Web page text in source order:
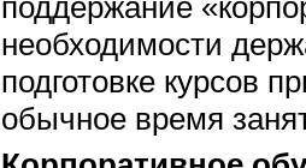
поддержание
необходимости
подготовке курсов
обычное время